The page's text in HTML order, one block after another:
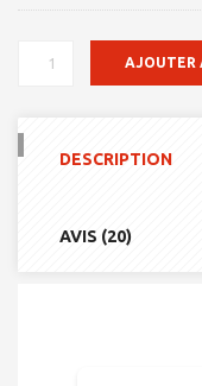
QUANTITÉ
AJOUTER
DESCRIPTION
AVIS (20)